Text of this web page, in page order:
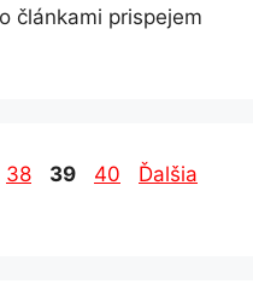
článkami prispejem
Strana
38 Strana
39 Strana
40
Ďalšia